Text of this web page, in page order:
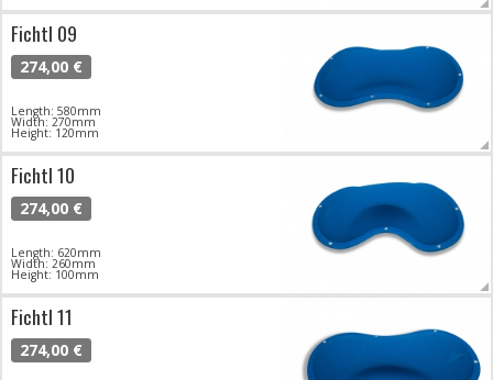
Fichtl 09
274,00 €
Length: 580mm
Width: 270mm
Height: 120mm
Fichtl 10
274,00 €
Length: 620mm
Width: 260mm
Height: 100mm
Fichtl 11
274,00 €